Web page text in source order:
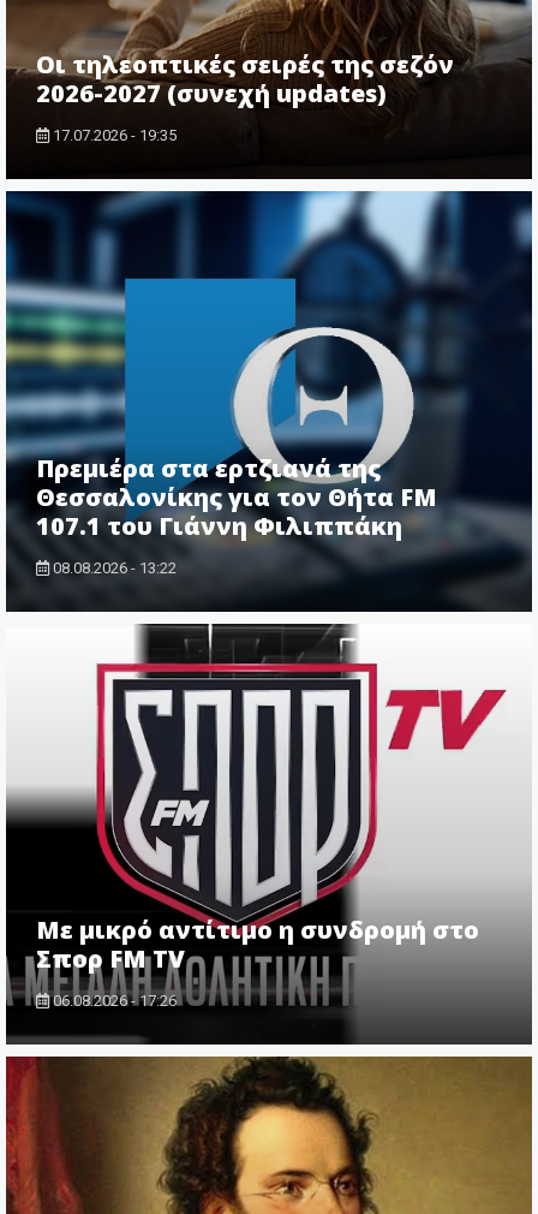
Οι τηλεοπτικές σειρές της σεζόν
2026-2027 (συνεχή updates)
17.07.2026 - 19:35
Πρεμιέρα στα ερτζιανά της
Θεσσαλονίκης για τον Θήτα FM
107.1 του Γιάννη Φιλιππάκη
08.08.2026 - 13:22
Με μικρό αντίτιμο η συνδρομή στο
Σπορ FM TV
06.08.2026 - 17:26